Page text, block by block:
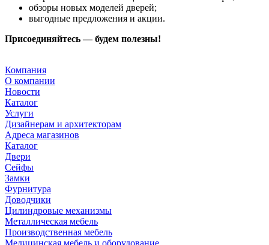
обзоры новых моделей дверей;
выгодные предложения и акции.
Присоединяйтесь — будем полезны!
Компания
О компании
Новости
Каталог
Услуги
Дизайнерам и архитекторам
Адреса магазинов
Каталог
Двери
Сейфы
Замки
Фурнитура
Доводчики
Цилиндровые механизмы
Металлическая мебель
Производственная мебель